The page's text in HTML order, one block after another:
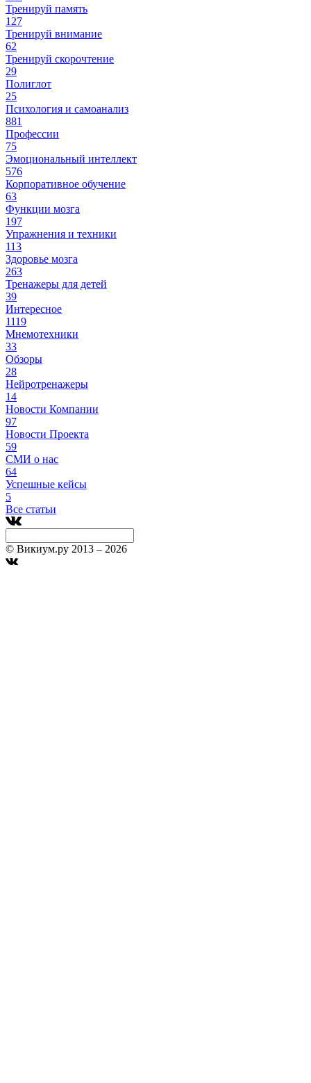
Тренируй память
127
Тренируй внимание
62
Тренируй скорочтение
29
Полиглот
25
Психология и самоанализ
881
Профессии
75
Эмоциональный интеллект
576
Корпоративное обучение
63
Функции мозга
197
Упражнения и техники
113
Здоровье мозга
263
Тренажеры для детей
39
Интересное
1119
Мнемотехники
33
Обзоры
28
Нейротренажеры
14
Новости Компании
97
Новости Проекта
59
СМИ о нас
64
Успешные кейсы
5
Все статьи
© Викиум.ру 2013 – 2026